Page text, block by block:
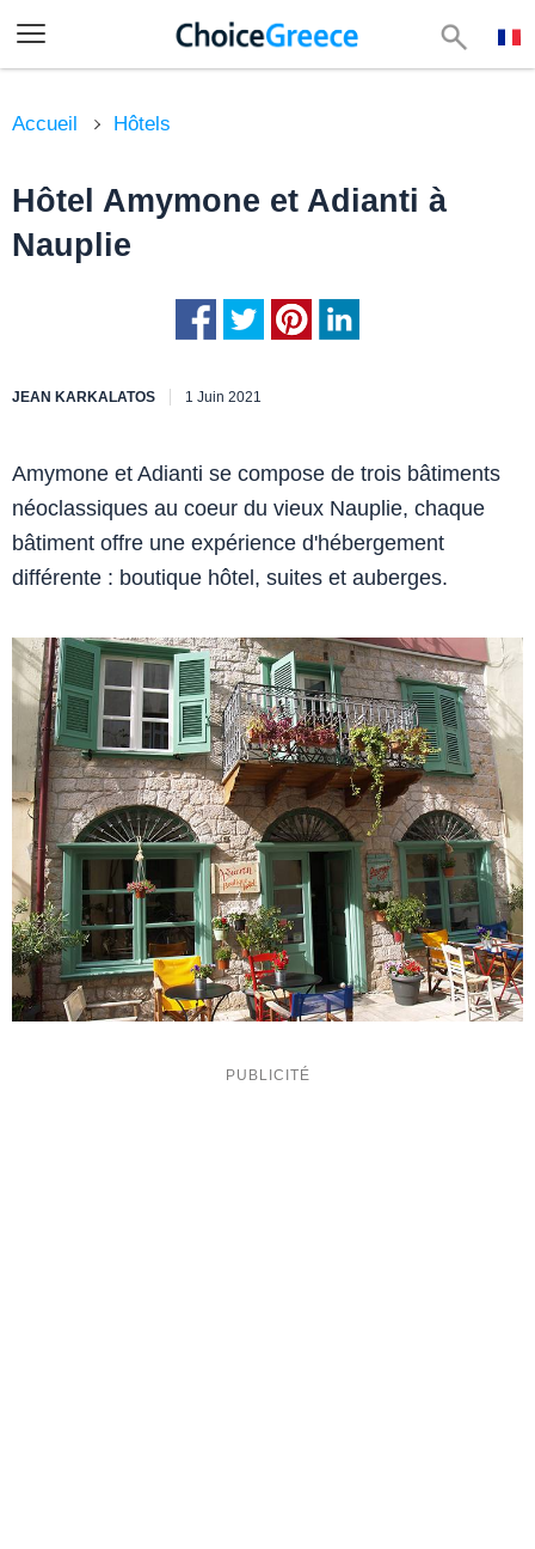
Accueil Hôtels
Hôtel Amymone et Adianti à
Nauplie
JEAN KARKALATOS 1 Juin 2021
Amymone et Adianti se compose de trois bâtiments
néoclassiques au coeur du vieux Nauplie, chaque
bâtiment offre une expérience d'hébergement
différente : boutique hôtel, suites et auberges.